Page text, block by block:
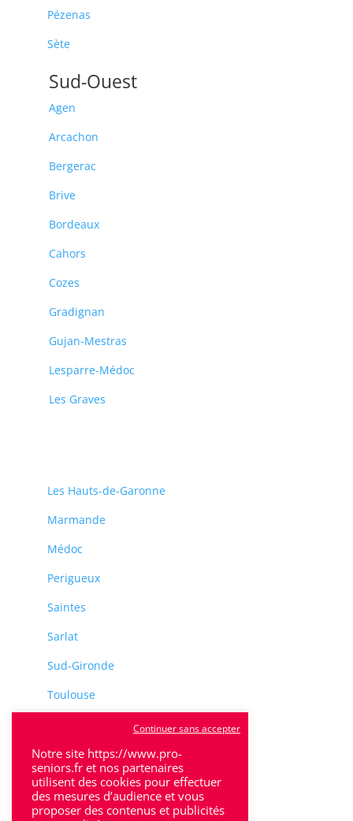
Pézenas
Sète
Sud-Ouest
Agen
Arcachon
Bergerac
Brive
Bordeaux
Cahors
Cozes
Gradignan
Gujan-Mestras
Lesparre-Médoc
Les Graves
Les Hauts-de-Garonne
Marmande
Médoc
Perigueux
Saintes
Sarlat
Sud-Gironde
Toulouse
Villeneuve-Sur-Lot
Notre site https://www.pro-
seniors.fr et nos partenaires
utilisent des cookies pour effectuer
des mesures d’audience et vous
proposer des contenus et publicités
Continuer sans accepter